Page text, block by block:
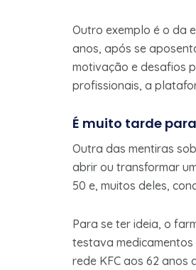
Outro exemplo é o da
anos, após se
motivação e desafios
profissionais, a
É muito tarde
Outra das mentiras
abrir ou transformar
50 e, muitos deles,
Para se ter ideia, o
testava
rede KFC aos 62 anos